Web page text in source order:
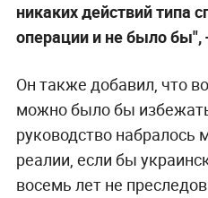
никаких действий типа
операции и не было бы",
Он также добавил, что
можно было бы
руководство набралось
реалии, если бы
восемь лет не